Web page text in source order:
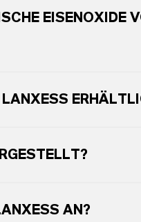
EISENOXIDE
LANXESS
AN?